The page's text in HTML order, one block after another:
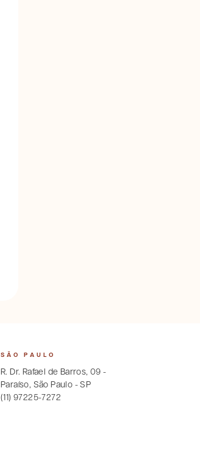
SÃO PAULO
R. Dr. Rafael de Barros, 09 -
Paraíso, São Paulo - SP
(11) 97225-7272